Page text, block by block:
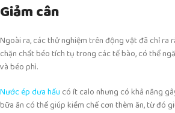
Giảm cân
Ngoài ra, các thử nghiệm trên động vật đã chỉ ra
chặn chất béo tích tụ trong các tế bào, có thể
và béo phì.
Nước ép dưa hấu có ít calo nhưng có khả năng
bữa ăn có thể giúp kiềm chế cơn thèm ăn, từ đó